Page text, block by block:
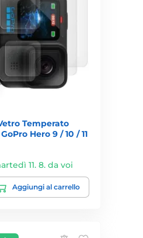
Temperato
Hero 9 / 10 / 11
11. 8. da voi
Aggiungi al carrello